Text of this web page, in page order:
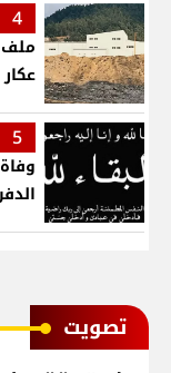
4
ملف
5
ﺗﺼﻮﻳﺖ